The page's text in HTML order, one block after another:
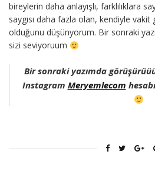
bireylerin daha anlayışlı, farklılıklara
saygısı daha fazla olan, kendiyle
olduğunu düşünyorum. Bir sonraki
sizi seviyoruum
Bir sonraki yazımda
Instagram Meryemlecom